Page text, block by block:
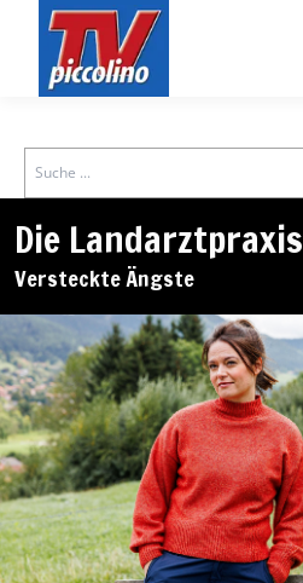
Search
Die Landarztpraxis
Versteckte Ängste